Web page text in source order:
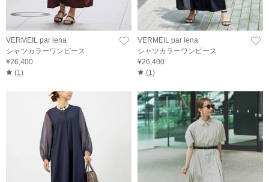
VERMEIL par iena
シャツカラーワンピース
¥26,400
(1)
VERMEIL par iena
シャツカラーワンピース
¥26,400
(1)